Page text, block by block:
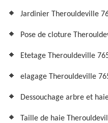
Jardinier Therouldeville
Pose de cloture
Etetage Therouldeville
elagage Therouldeville
Dessouchage arbre et
Taille de haie